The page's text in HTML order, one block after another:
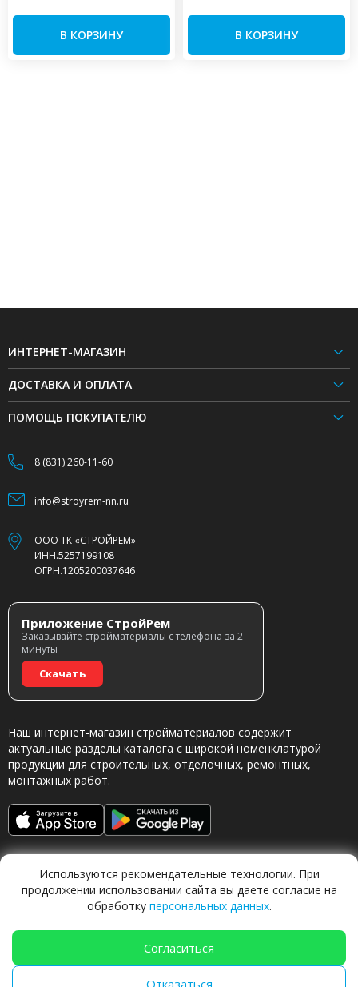
В КОРЗИНУ В КОРЗИНУ
ИНТЕРНЕТ-МАГАЗИН
ДОСТАВКА И ОПЛАТА
ПОМОЩЬ ПОКУПАТЕЛЮ
8 (831) 260-11-60
info@stroyrem-nn.ru
ООО ТК «СТРОЙРЕМ»
ИНН.5257199108
ОГРН.1205200037646
Приложение СтройРем
Заказывайте стройматериалы с телефона за 2
минуты
Скачать
Наш интернет-магазин стройматериалов содержит
актуальные разделы каталога с широкой номенклатурой
продукции для строительных, отделочных, ремонтных,
монтажных работ.
Обращаясь в наш магазин, вы даете согласие на
Используются рекомендательные технологии. При
продолжении использовании сайта вы даете согласие на
обработку персональных данных.
Согласиться
Отказаться